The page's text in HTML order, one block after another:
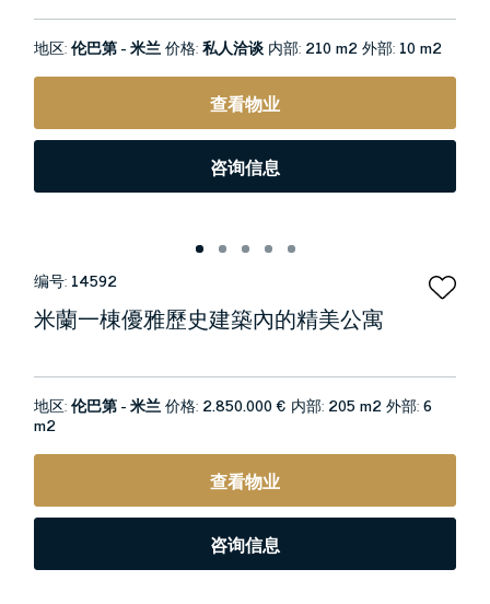
地区:伦巴第 - 米兰价格:私人洽谈 内部: 210 m2外部: 10 m2
查看物业
咨询信息
编号: 14592
米蘭一棟優雅歷史建築內的精美公寓
地区:伦巴第 - 米兰价格: 2.850.000 € 内部: 205 m2外部:6
m2
查看物业
咨询信息